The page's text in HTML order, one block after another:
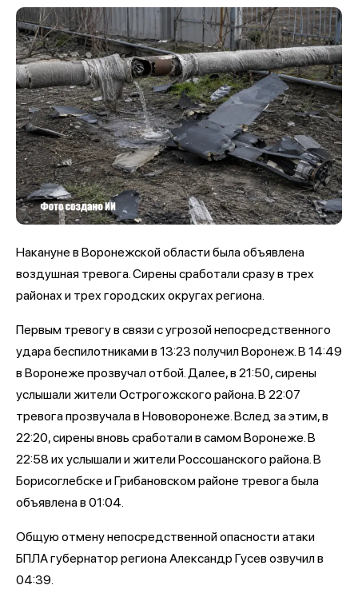
Накануне в Воронежской области была объявлена
воздушная тревога. Сирены сработали сразу в трех
районах и трех городских округах региона.
Первым тревогу в связи с угрозой непосредственного
удара беспилотниками в 13:23 получил Воронеж. В 14:49
в Воронеже прозвучал отбой. Далее, в 21:50, сирены
услышали жители Острогожского района. В 22:07
тревога прозвучала в Нововоронеже. Вслед за этим, в
22:20, сирены вновь сработали в самом Воронеже. В
22:58 их услышали и жители Россошанского района. В
Борисоглебске и Грибановском районе тревога была
объявлена в 01:04.
Общую отмену непосредственной опасности атаки
БПЛА губернатор региона Александр Гусев озвучил в
04:39.